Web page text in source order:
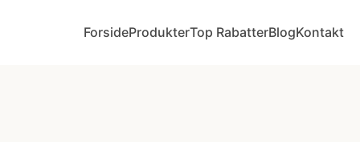
ForsideProdukterTop RabatterBlogKontakt